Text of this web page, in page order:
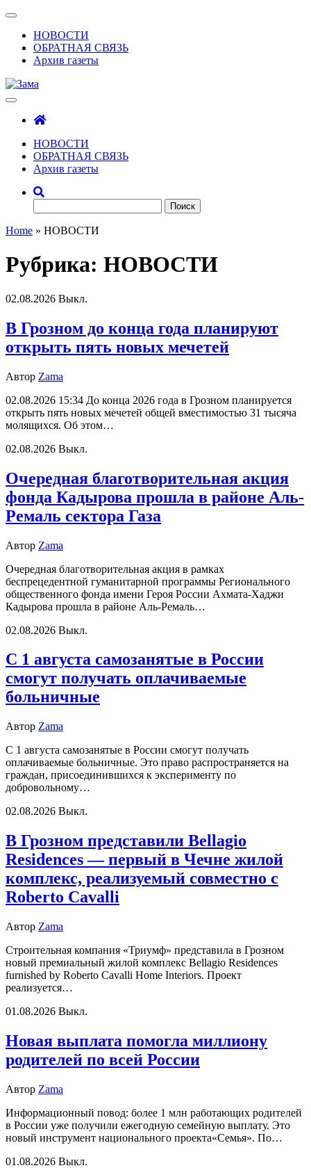
Skip
content
Показать/
Скрыть
навигацию
НОВОСТИ
ОБРАТНАЯ СВЯЗЬ
Архив газеты
НОВОСТИ
ОБРАТНАЯ СВЯЗЬ
Архив газеты
Home » НОВОСТИ
Рубрика: НОВОСТИ
02.08.2026 Выкл.
В Грозном до конца года планируют
открыть пять новых мечетей
Автор Zama
02.08.2026 15:34 До конца 2026 года в Грозном планируется
открыть пять новых мечетей общей вместимостью 31 тысяча
молящихся. Об этом…
02.08.2026 Выкл.
Очередная благотворительная акция
фонда Кадырова прошла в районе Аль-
Ремаль сектора Газа
Автор Zama
Очередная благотворительная акция в рамках
беспрецедентной гуманитарной программы Регионального
общественного фонда имени Героя России Ахмата-Хаджи
Кадырова прошла в районе Аль-Ремаль…
02.08.2026 Выкл.
С 1 августа самозанятые в России
смогут получать оплачиваемые
больничные
Автор Zama
С 1 августа самозанятые в России смогут получать
оплачиваемые больничные. Это право распространяется на
граждан, присоединившихся к эксперименту по
добровольному…
02.08.2026 Выкл.
В Грозном представили Bellagio
Residences — первый в Чечне жилой
комплекс, реализуемый совместно с
Roberto Cavalli
Автор Zama
Строительная компания «Триумф» представила в Грозном
новый премиальный жилой комплекс Bellagio Residences
furnished by Roberto Cavalli Home Interiors. Проект
реализуется…
01.08.2026 Выкл.
Новая выплата помогла миллиону
родителей по всей России
Автор Zama
Информационный повод: более 1 млн работающих родителей
в России уже получили ежегодную семейную выплату. Это
новый инструмент национального проекта«Семья». По…
01.08.2026 Выкл.